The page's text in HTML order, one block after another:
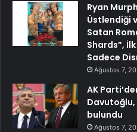
Ryan
Üstlendiği
Satan
Shards”,
Sadece
Ağustos 7,
AK
Davutoğlu,
bulundu
Ağustos 7,